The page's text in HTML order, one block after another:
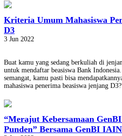
Kriteria Umum Mahasiswa
D3
3 Jun 2022
Buat kamu yang sedang berkuliah di
untuk mendaftar beasiswa Bank
semangat, kamu pasti bisa
mahasiswa penerima beasiswa jenjang D3?
“Merajut Kebersamaan
Punden” Bersama GenBI